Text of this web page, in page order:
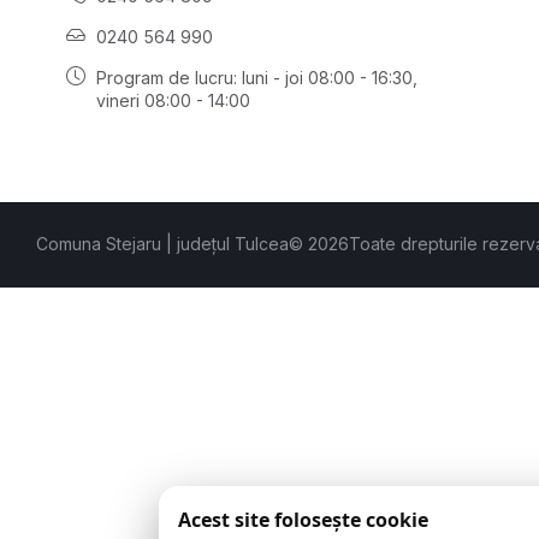
0240 564 990
Program de lucru: luni - joi 08:00 - 16:30,
vineri 08:00 - 14:00
Comuna Stejaru | județul Tulcea© 2026Toate drepturile
Acest site folosește cookie